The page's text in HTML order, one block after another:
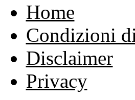
Home
Condizioni
Disclaimer
Privacy